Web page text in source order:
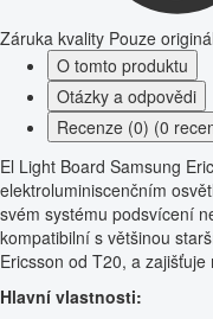
Záruka kvality Pouze
O tomto produktu
Otázky a odpovědi
Recenze (0) (0
El Light Board Samsung
elektroluminiscenčním
svém systému podsvícení
kompatibilní s většinou
Ericsson od T20, a
Hlavní vlastnosti: